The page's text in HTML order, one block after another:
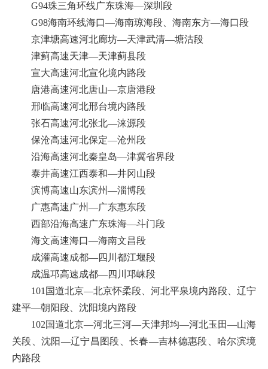
G94珠三角环线广东珠海—深圳段
G98海南环线海口—海南琼海段、海南东方—海口段
京津塘高速河北廊坊—天津武清—塘沽段
津蓟高速天津—天津蓟县段
宣大高速河北宣化境内路段
唐港高速河北唐山—京唐港段
邢临高速河北邢台境内路段
张石高速河北张北—涞源段
保沧高速河北保定—沧州段
沿海高速河北秦皇岛—津冀省界段
泰井高速江西泰和—井冈山段
滨博高速山东滨州—淄博段
广惠高速广州—广东惠东段
西部沿海高速广东珠海—斗门段
海文高速海口—海南文昌段
成灌高速成都—四川都江堰段
成温邛高速成都—四川邛崃段
101国道北京—北京怀柔段、河北平泉境内路段、辽宁
建平—朝阳段、沈阳境内路段
102国道北京—河北三河—天津邦均—河北玉田—山海
关段、沈阳—辽宁昌图段、长春—吉林德惠段、哈尔滨境
内路段